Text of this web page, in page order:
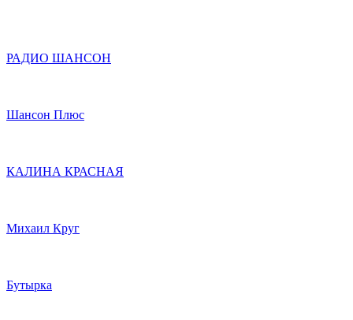
РАДИО ШАНСОН
Шансон Плюс
КАЛИНА КРАСНАЯ
Михаил Круг
Бутырка